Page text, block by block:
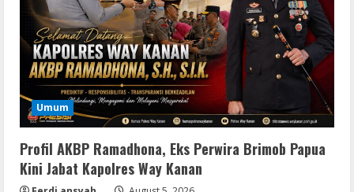
Umum
Profil AKBP Ramadhona, Eks Perwira Brimob Papua
Kini Jabat Kapolres Way Kanan